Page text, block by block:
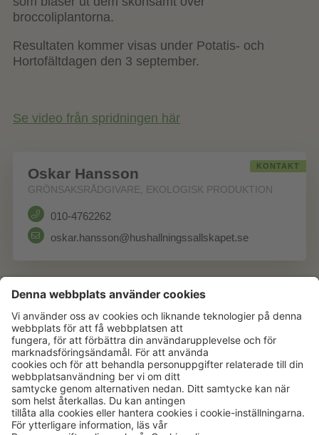
broccoliplantorna.
Resultaten kommer visas under Potatis- och
Hortofältdagen den 3 september.
Se video från spridningen här
KONTAKT
Oskar Hansson
GRÖNSAKSRÅDGIVARE, EKOLOGISK PRODUKTION
010-4762262
oskar.hansson@hushallningssallskapet.se